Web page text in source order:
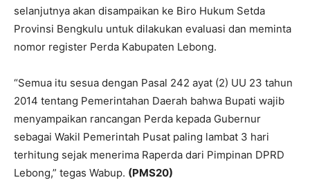
selanjutnya akan disampaikan ke Biro Hukum Setda
Provinsi Bengkulu untuk dilakukan evaluasi dan meminta
nomor register Perda Kabupaten Lebong.
“Semua itu sesua dengan Pasal 242 ayat (2) UU 23 tahun
2014 tentang Pemerintahan Daerah bahwa Bupati wajib
menyampaikan rancangan Perda kepada Gubernur
sebagai Wakil Pemerintah Pusat paling lambat 3 hari
terhitung sejak menerima Raperda dari Pimpinan DPRD
Lebong,” tegas Wabup. (PMS20)